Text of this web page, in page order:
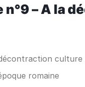
– A la
romaine